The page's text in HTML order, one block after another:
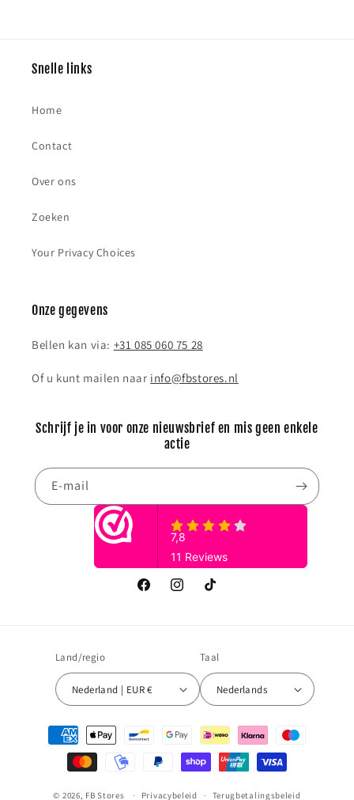
Snelle links
Home
Contact
Over ons
Zoeken
Your Privacy Choices
Onze gegevens
Bellen kan via: +31 085 060 75 28
Of u kunt mailen naar info@fbstores.nl
Schrijf je in voor onze nieuwsbrief en mis geen enkele
actie
E‑mail
FacebookInstagramTikTok
Land/regio
Nederland | EUR €
Taal
Nederlands
Betaalmethoden
© 2026, FB Stores Privacybeleid Terugbetalingsbeleid